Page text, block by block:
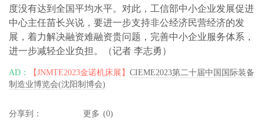
度没有达到全国平均水平。对此，工信部中小企业发展促进
中心主任苗长兴说，要进一步支持非公经济民营经济的发
展，着力解决融资难融资贵问题，完善中小企业服务体系，
进一步减轻企业负担。（记者 李志勇）
AD： 【JNMTE2023金诺机床展】 CIEME2023第二十届中国国际装备
制造业博览会(沈阳制博会)
分享到： 更多 (0)